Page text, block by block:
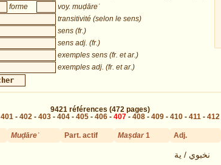
forme
voy. muḍāreʿ
transitivité (selon le sens)
sens (fr.)
sens adj. (fr.)
exemples sens (fr. et ar.)
exemples adj. (fr. et ar.)
9421 références (472 pages)
401 - 402 - 403 - 404 - 405 - 406 - 407 - 408 - 409 - 410 - 411 - 412
Muḍāreʿ Part. actif Maṣdar1 Adj.
نخبوي / ية